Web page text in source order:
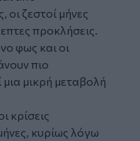
οι ζεστοί μήνες
προκλήσεις.
φως και οι
πιο
μικρή μεταβολή
κρίσεις
κυρίως λόγω